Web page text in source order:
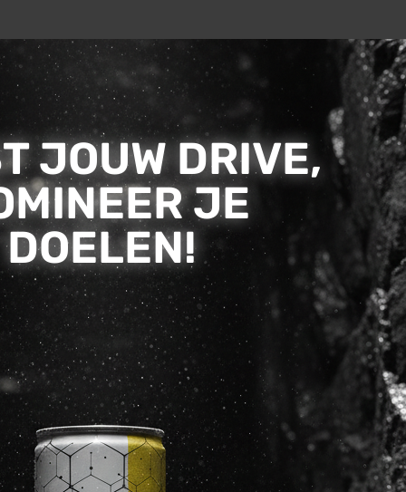
JOUW DRIVE,
JE
DOELEN!